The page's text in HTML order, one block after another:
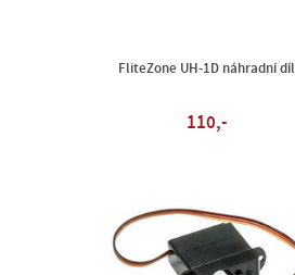
FliteZone UH-1D náhradní díl
110,-